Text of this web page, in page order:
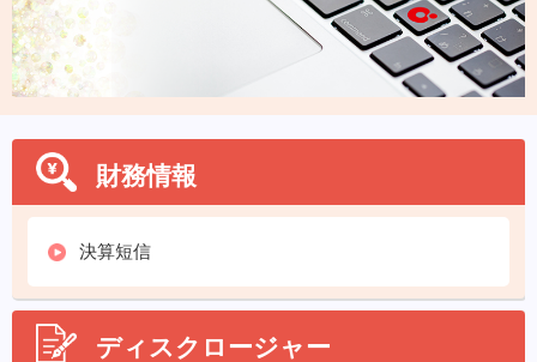
財務情報
決算短信
ディスクロージャー